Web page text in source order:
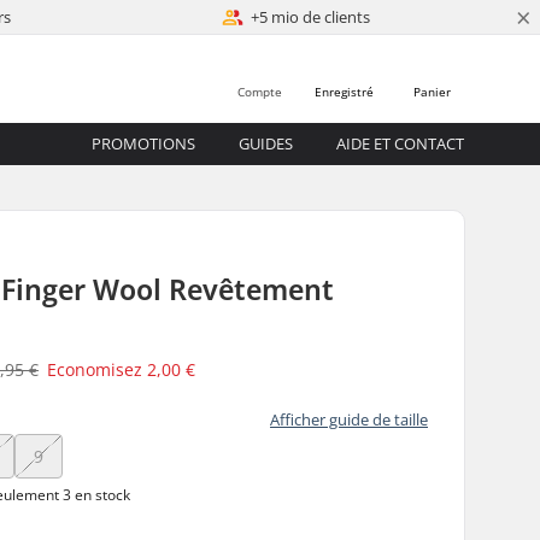
+5 mio de clients ×
Panier
Enregistré
Compte
PROMOTIONS GUIDES AIDE ET CONTACT
Wool Revêtement
€ Economisez2,00 €
Afficher guide de taille
9
3 en stock